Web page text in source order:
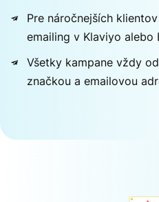
Pre náročnejších
emailing v Klaviyo alebo
Všetky kampane vždy
značkou a emailovou